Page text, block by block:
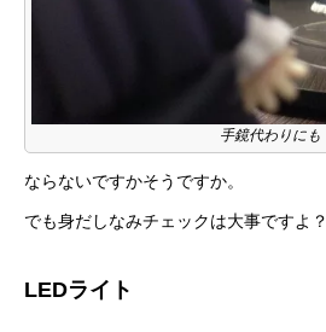
手鏡代わりにも
ならないですかそうですか。
でも身だしなみチェックは大事ですよ？
LEDライト